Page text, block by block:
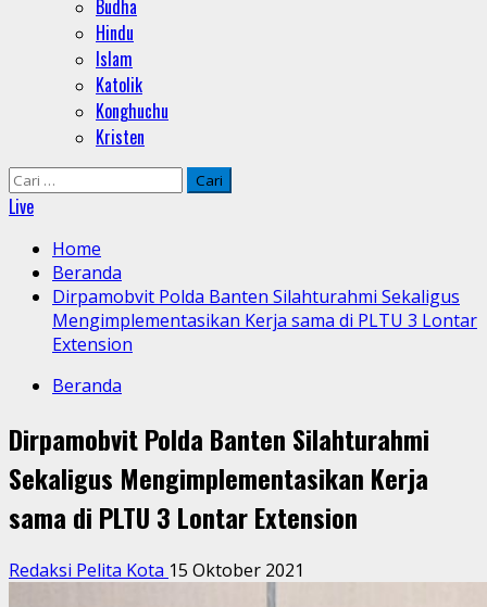
Budha
Hindu
Islam
Katolik
Konghuchu
Kristen
Cari
untuk:
Live
Home
Beranda
Dirpamobvit Polda Banten Silahturahmi Sekaligus
Mengimplementasikan Kerja sama di PLTU 3 Lontar
Extension
Beranda
Dirpamobvit Polda Banten Silahturahmi
Sekaligus Mengimplementasikan Kerja
sama di PLTU 3 Lontar Extension
Redaksi Pelita Kota 15 Oktober 2021